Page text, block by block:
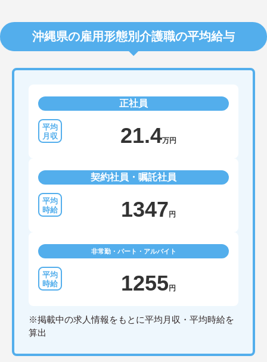
沖縄県の雇用形態別介護職の平均給与
正社員
21.4万円
契約社員・嘱託社員
1347 円
非常勤・パート・アルバイト
1255 円
※掲載中の求人情報をもとに平均月収・平均時給を
算出